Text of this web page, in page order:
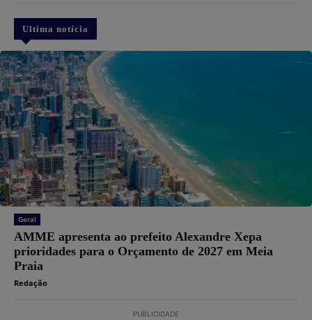
Ultima notícia
Geral
AMME apresenta ao prefeito Alexandre Xepa
prioridades para o Orçamento de 2027 em Meia
Praia
Redação
PUBLICIDADE